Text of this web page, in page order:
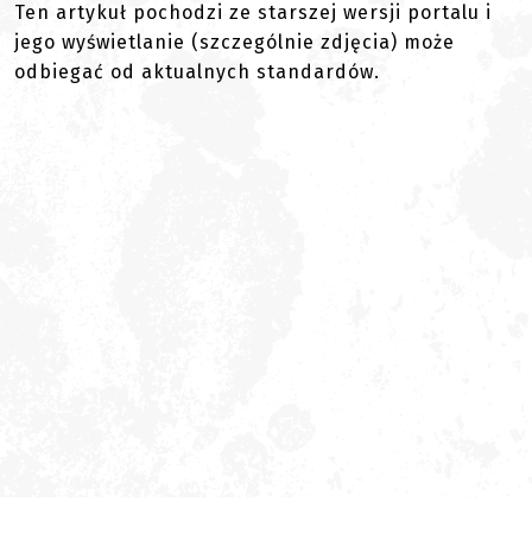
Ten artykuł pochodzi ze starszej wersji portalu i
jego wyświetlanie (szczególnie zdjęcia) może
odbiegać od aktualnych standardów.